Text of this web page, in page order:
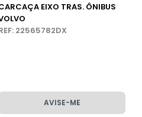
EIXO TRAS. ÔNIBUS
22565782DX
AVISE-ME